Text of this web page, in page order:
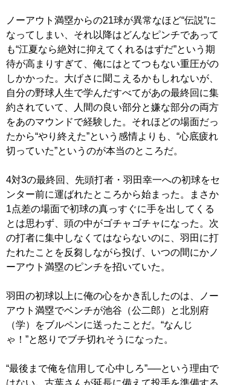
ノーアウト満塁からの21球が異常なほど“伝説”に
なってしまい、それ以降はどんなピンチであって
も“江夏なら絶対に抑えてくれるはずだ”という期
待が高まりすぎて、俺にはとてつもない重圧がの
しかかった。大げさに聞こえるかもしれないが、
自分の野球人生で学んだすべてがあの最終回に集
約されていて、人間の良い部分と嫌な部分の両方
をあのマウンドで経験した。それほどの場面だっ
たから“やり終えた”という感情よりも、“心底疲れ
切っていた”というのが本当のところだ。
4対3の最終回、先頭打者・羽田幸一への初球をセ
ンター前に運ばれたところから始まった。まさか
1点差の場面で初球の真っすぐに手を出してくる
とは思わず、頭の中がゴチャゴチャになった。次
の打者に集中しなくてはならないのに、羽田に打
たれたことを反芻しながら投げ、いつの間にかノ
ーアウト満塁のピンチを招いていた。
羽田の初球以上に俺の心をかき乱したのは、ノー
アウト満塁でベンチが池谷（公二郎）と北別府
（学）をブルペンに送ったことだ。“なんじ
ゃ！”と怒りでブチ切れそうになった。
“最後まで俺を信用して心中しろ”──という理由で
はない。古葉さんが延長に備えて投手を準備する